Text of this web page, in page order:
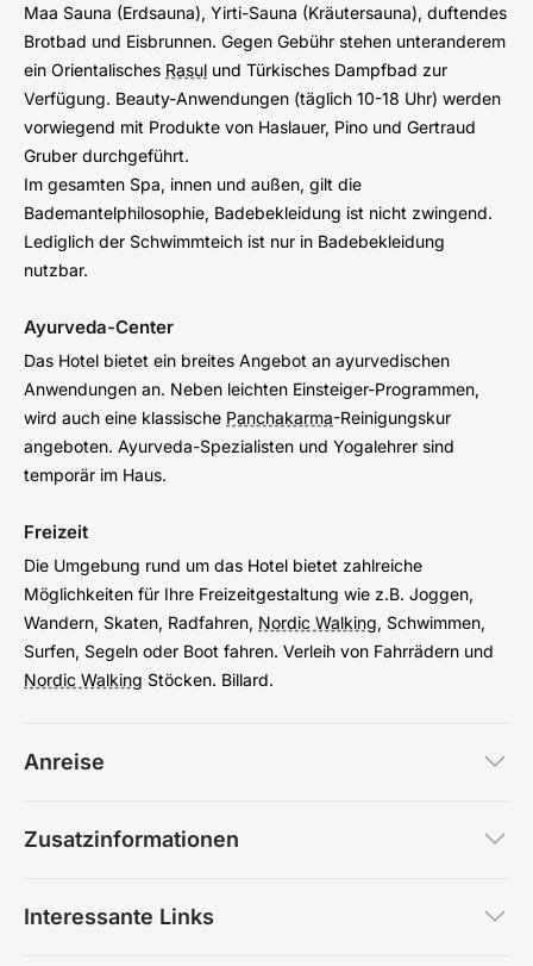
Maa Sauna (Erdsauna), Yirti-Sauna (Kräutersauna), duftendes
Brotbad und Eisbrunnen. Gegen Gebühr stehen unteranderem
ein Orientalisches Rasul und Türkisches Dampfbad zur
Verfügung. Beauty-Anwendungen (täglich 10-18 Uhr) werden
vorwiegend mit Produkte von Haslauer, Pino und Gertraud
Gruber durchgeführt.
Im gesamten Spa, innen und außen, gilt die
Bademantelphilosophie, Badebekleidung ist nicht zwingend.
Lediglich der Schwimmteich ist nur in Badebekleidung
nutzbar.
Ayurveda-Center
Das Hotel bietet ein breites Angebot an ayurvedischen
Anwendungen an. Neben leichten Einsteiger-Programmen,
wird auch eine klassische Panchakarma-Reinigungskur
angeboten. Ayurveda-Spezialisten und Yogalehrer sind
temporär im Haus.
Freizeit
Die Umgebung rund um das Hotel bietet zahlreiche
Möglichkeiten für Ihre Freizeitgestaltung wie z.B. Joggen,
Wandern, Skaten, Radfahren, Nordic Walking, Schwimmen,
Surfen, Segeln oder Boot fahren. Verleih von Fahrrädern und
Nordic Walking Stöcken. Billard.
Anreise
Zusatzinformationen
Interessante Links